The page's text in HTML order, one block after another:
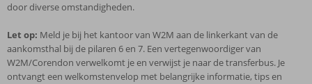
door diverse omstandigheden.
Let op: Meld je bij het kantoor van W2M aan de linkerkant van de
aankomsthal bij de pilaren 6 en 7. Een vertegenwoordiger van
W2M/Corendon verwelkomt je en verwijst je naar de transferbus. Je
ontvangt een welkomstenvelop met belangrijke informatie, tips en